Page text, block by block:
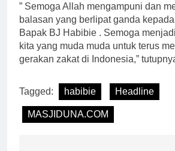
” Semoga Allah mengampuni dan
balasan yang berlipat ganda
Bapak BJ Habibie . Semoga
kita yang muda muda untuk terus
gerakan zakat di Indonesia,”
Tagged: habibie Headline
MASJIDUNA.COM